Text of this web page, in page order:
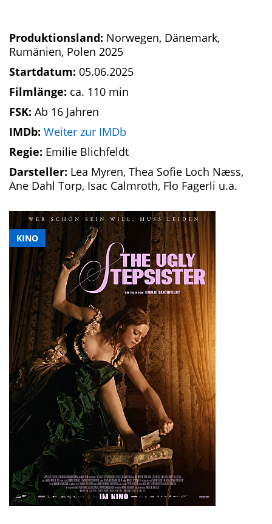
KINO
Produktionsland: Norwegen, Dänemark,
Rumänien, Polen 2025
Startdatum: 05.06.2025
Filmlänge: ca. 110 min
FSK: Ab 16 Jahren
IMDb: Weiter zur IMDb
Regie: Emilie Blichfeldt
Darsteller: Lea Myren, Thea Sofie Loch Næss,
Ane Dahl Torp, Isac Calmroth, Flo Fagerli u.a.